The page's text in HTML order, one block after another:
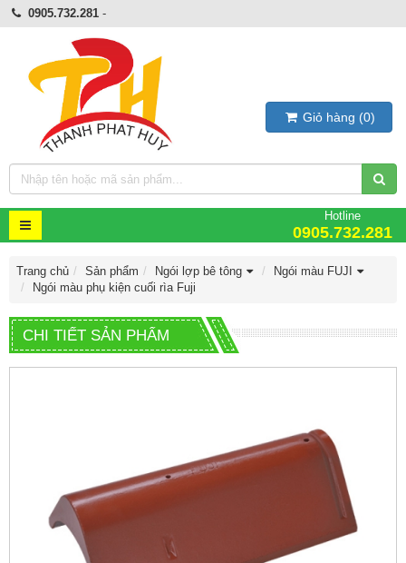
0905.732.281-
Giỏ hàng (0)
Hotline
0905.732.281
Trang chủ Sản phẩm Ngói lợp bê tông
Ngói màu FUJI
Ngói màu phụ kiện cuối rìa Fuji
CHI TIẾT SẢN PHẨM